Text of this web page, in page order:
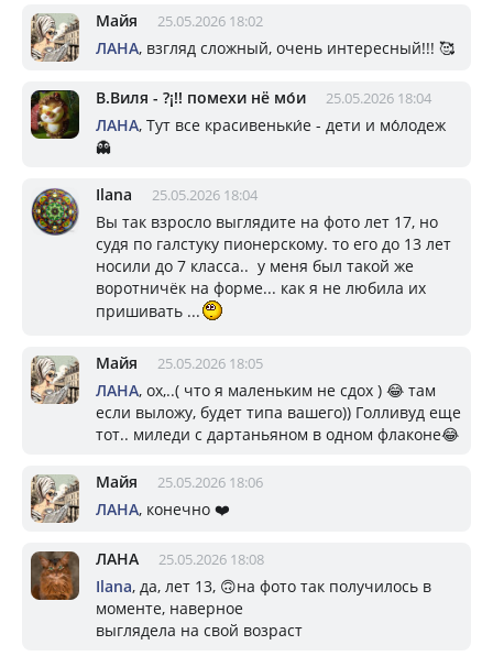
Майя 25.05.2026 18:02
ЛАНА, взгляд сложный, очень интересный!!! 🥰
В.Виля - ?¡!! помехи нё мо́и 25.05.2026 18:04
ЛАНА, Тут все красивеньки́е - дети и мо́лодеж
👻
Ilana 25.05.2026 18:04
Вы так взросло выглядите на фото лет 17, но
судя по галстуку пионерскому. то его до 13 лет
носили до 7 класса.. у меня был такой же
воротничёк на форме... как я не любила их
пришивать ...
Майя 25.05.2026 18:05
ЛАНА, ох,..( что я маленьким не сдох ) 😂 там
если выложу, будет типа вашего)) Голливуд еще
тот.. миледи с дартаньяном в одном флаконе😂
Майя 25.05.2026 18:06
ЛАНА, конечно ❤️
ЛАНА 25.05.2026 18:08
Ilana, да, лет 13, 🙃на фото так получилось в
моменте, наверное
выглядела на свой возраст